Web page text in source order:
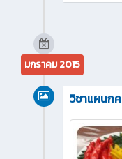
มกราคม 2015
วิชาแผนก